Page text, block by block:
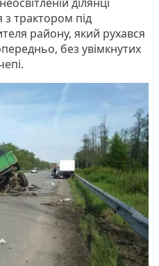
з трактором під
району, який рухався
без увімкнутих